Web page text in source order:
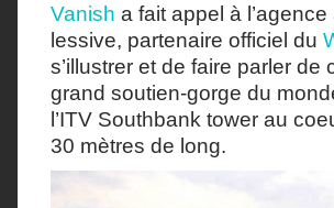
Vanish a fait appel à
lessive, partenaire officiel du
s’illustrer et de faire parler
grand soutien-gorge du
l’ITV Southbank tower au
30 mètres de long.